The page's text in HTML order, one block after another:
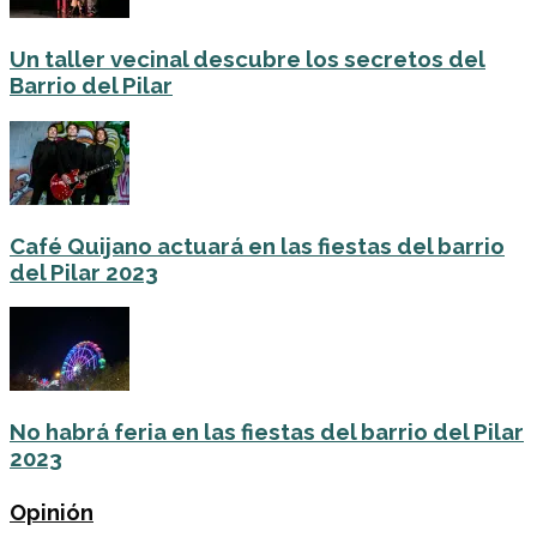
Un taller vecinal descubre los secretos del
Barrio del Pilar
Café Quijano actuará en las fiestas del barrio
del Pilar 2023
No habrá feria en las fiestas del barrio del Pilar
2023
Opinión